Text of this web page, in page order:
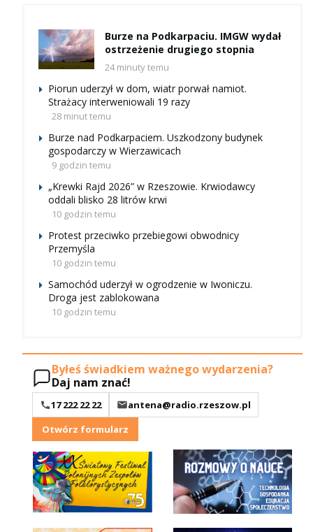
Burze na Podkarpaciu. IMGW wydał
ostrzeżenie drugiego stopnia
24 minuty temu
Piorun uderzył w dom, wiatr porwał namiot.
Strażacy interweniowali 19 razy
28 minut temu
Burze nad Podkarpaciem. Uszkodzony budynek
gospodarczy w Wierzawicach
9 godzin temu
„Krewki Rajd 2026” w Rzeszowie. Krwiodawcy
oddali blisko 28 litrów krwi
10 godzin temu
Protest przeciwko przebiegowi obwodnicy
Przemyśla
10 godzin temu
Samochód uderzył w ogrodzenie w Iwoniczu.
Droga jest zablokowana
10 godzin temu
Byłeś świadkiem ważnego wydarzenia?
Daj nam znać!
17 222 22 22
antena@radio.rzeszow.pl
Otwórz formularz